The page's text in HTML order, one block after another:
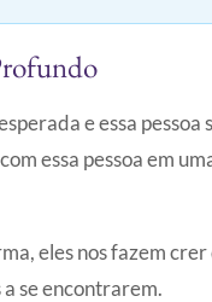
e essa
essa pessoa em
eles nos fazem
se encontrarem.